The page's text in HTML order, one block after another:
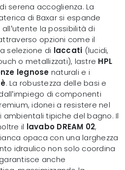
serena accoglienza. La
di Baxar si espande
la possibilità di
opzioni come il
selezione di laccati (lucidi,
o metallizzati), lastre HPL
legnose naturali e i
. La robustezza delle basi e
di componenti
idonei a resistere nel
tipiche del bagno. Il
il lavabo DREAM 02,
opaca con una larghezza
idraulico non solo coordina
anche